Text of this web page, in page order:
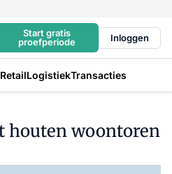
Start gratis
proefperiode
Inloggen
RetailLogistiekTransacties
houten woontoren